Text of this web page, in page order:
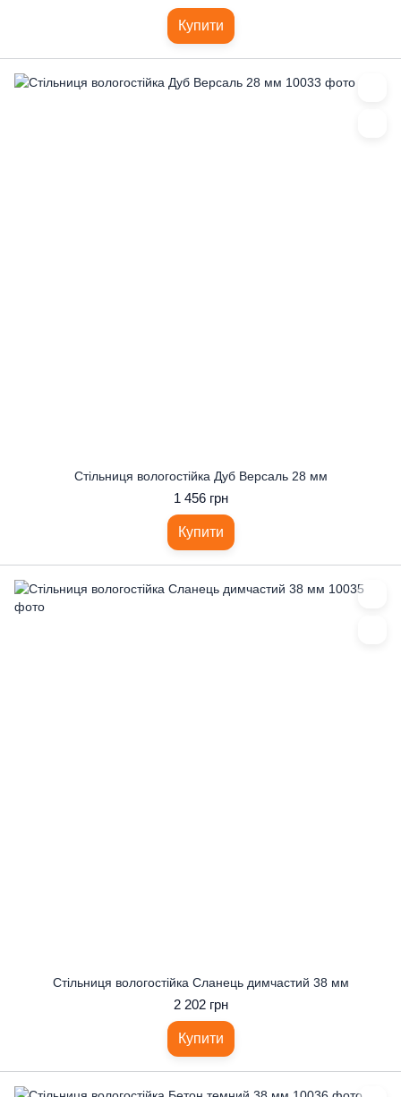
Купити
Стільниця вологостійка Дуб Версаль 28 мм
1 456 грн
Купити
Стільниця вологостійка Сланець димчастий 38 мм
2 202 грн
Купити